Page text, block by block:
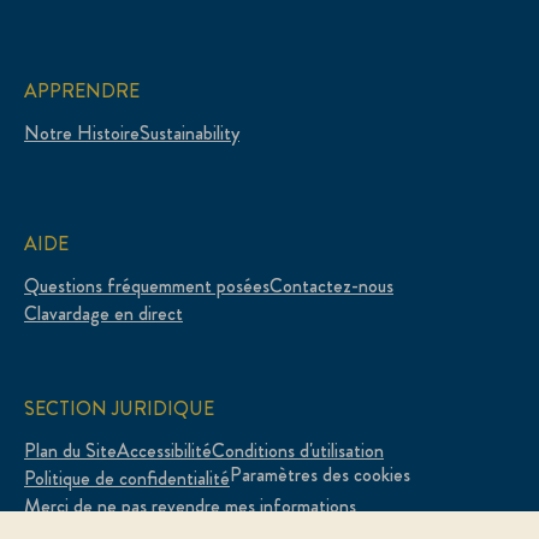
APPRENDRE
Notre HistoireSustainability
AIDE
Questions fréquemment poséesContactez-nous
Clavardage en direct
SECTION JURIDIQUE
Plan du SiteAccessibilitéConditions d'utilisation
Politique de confidentialitéParamètres des cookies
Merci de ne pas revendre mes informations